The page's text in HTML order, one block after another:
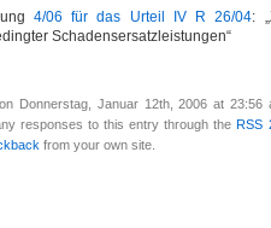
4/06 für das Urteil IV R 26/04:
Schadensersatzleistungen“
Donnerstag, Januar 12th, 2006 at 23:56
responses to this entry through theRSS
from your own site.